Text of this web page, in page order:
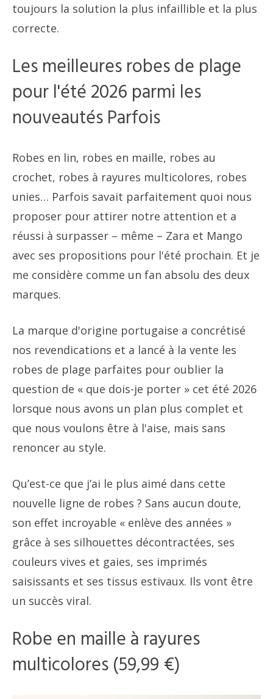
toujours la solution la plus infaillible et la plus
correcte.
Les meilleures robes de plage
pour l'été 2026 parmi les
nouveautés Parfois
Robes en lin, robes en maille, robes au
crochet, robes à rayures multicolores, robes
unies… Parfois savait parfaitement quoi nous
proposer pour attirer notre attention et a
réussi à surpasser – même – Zara et Mango
avec ses propositions pour l'été prochain. Et je
me considère comme un fan absolu des deux
marques.
La marque d'origine portugaise a concrétisé
nos revendications et a lancé à la vente les
robes de plage parfaites pour oublier la
question de « que dois-je porter » cet été 2026
lorsque nous avons un plan plus complet et
que nous voulons être à l'aise, mais sans
renoncer au style.
Qu’est-ce que j’ai le plus aimé dans cette
nouvelle ligne de robes ? Sans aucun doute,
son effet incroyable « enlève des années »
grâce à ses silhouettes décontractées, ses
couleurs vives et gaies, ses imprimés
saisissants et ses tissus estivaux. Ils vont être
un succès viral.
Robe en maille à rayures
multicolores (59,99 €)